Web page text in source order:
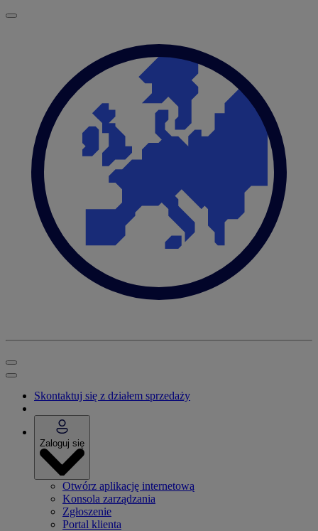
Skontaktuj się z działem sprzedaży
Zaloguj się
Otwórz aplikację internetową
Konsola zarządzania
Zgłoszenie
Portal klienta